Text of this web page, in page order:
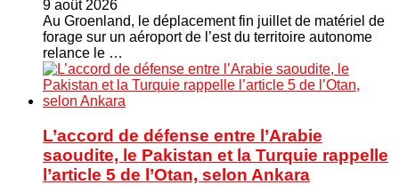
9 août 2026
Au Groenland, le déplacement fin juillet de matériel de
forage sur un aéroport de l’est du territoire autonome
relance le …
L’accord de défense entre l’Arabie
saoudite, le Pakistan et la Turquie rappelle
l’article 5 de l’Otan, selon Ankara